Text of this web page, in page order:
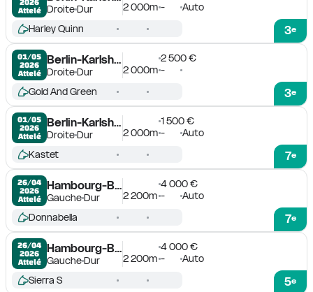
Attelé
DroiteDur
2 000m - Auto
3e
Harley Quinn
01/05
2026
Attelé
Berlin-Karlshorst
DroiteDur
2 500 €
2 000m -
3e
Gold And Green
01/05
2026
Attelé
Berlin-Karlshorst
DroiteDur
1 500 €
2 000m - Auto
7e
Kastet
26/04
2026
Attelé
Hambourg-Bahrenfeld
GaucheDur
4 000 €
2 200m - Auto
7e
Donnabella
26/04
2026
Attelé
Hambourg-Bahrenfeld
GaucheDur
4 000 €
2 200m - Auto
5e
Sierra S